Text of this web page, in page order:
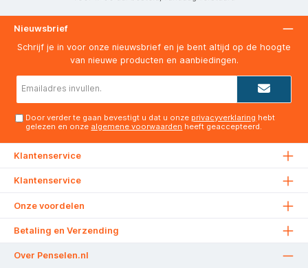
Nieuwsbrief
Schrijf je in voor onze nieuwsbrief en je bent altijd op de hoogte
van nieuwe producten en aanbiedingen.
Door verder te gaan bevestigt u dat u onze privacyverklaring hebt
gelezen en onze algemene voorwaarden heeft geaccepteerd.
Klantenservice
Klantenservice
Onze voordelen
Betaling en Verzending
Over Penselen.nl